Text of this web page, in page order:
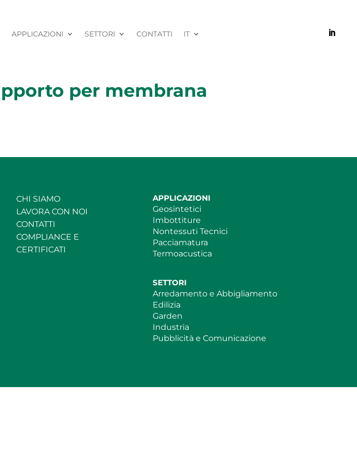
APPLICAZIONI SETTORI CONTATTI IT 
per membrana
CHI SIAMO
LAVORA CON NOI
CONTATTI
COMPLIANCE E
CERTIFICATI
APPLICAZIONI
Geosintetici
Imbottiture
Nontessuti Tecnici
Pacciamatura
Termoacustica
SETTORI
Arredamento e Abbigliamento
Edilizia
Garden
Industria
Pubblicità e Comunicazione